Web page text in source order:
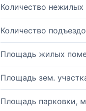
Количество
Количество
Площадь жилых
Площадь зем.
Площадь парковки,